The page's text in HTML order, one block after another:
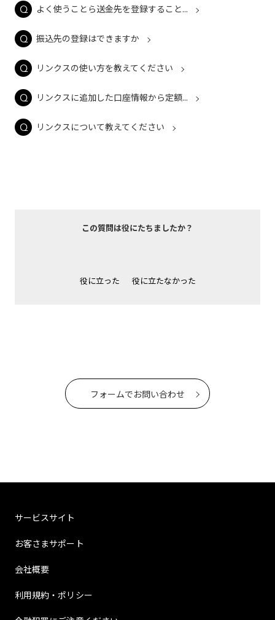
よく使うことら送金先を登録すること...
振込先の登録はできますか
リンクスの使い方を教えてください
リンクスに追加した口座情報から定額...
リンクスについて教えてください
この質問は役にたちましたか？
役に立った 役に立たなかった
フォームでお問い合わせ
サービスサイト
お客さまサポート
会社概要
利用規約・ポリシー